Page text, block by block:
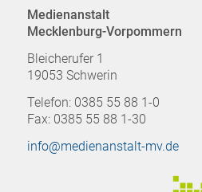
Medienanstalt
Mecklenburg-Vorpommern
Bleicherufer 1
19053 Schwerin
Telefon: 0385 55 88 1-0
Fax: 0385 55 88 1-30
info@medienanstalt-mv.de